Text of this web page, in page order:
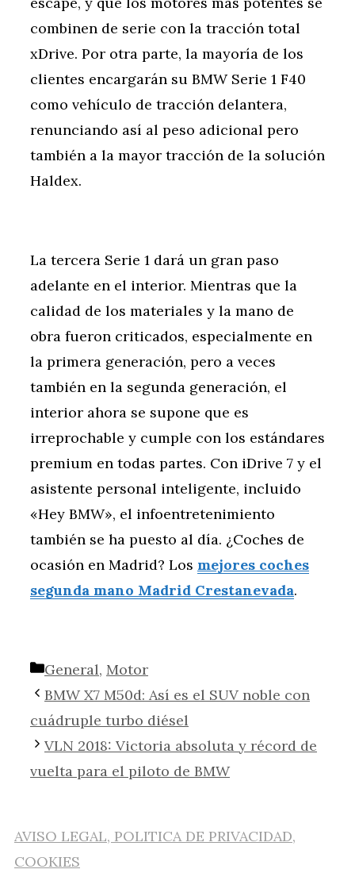
combinen de serie con la tracción total
xDrive. Por otra parte, la mayoría de los
clientes encargarán su BMW Serie 1 F40
como vehículo de tracción delantera,
renunciando así al peso adicional pero
también a la mayor tracción de la solución
Haldex.
La tercera Serie 1 dará un gran paso
adelante en el interior. Mientras que la
calidad de los materiales y la mano de
obra fueron criticados, especialmente en
la primera generación, pero a veces
también en la segunda generación, el
interior ahora se supone que es
irreprochable y cumple con los estándares
premium en todas partes. Con iDrive 7 y el
asistente personal inteligente, incluido
«Hey BMW», el infoentretenimiento
también se ha puesto al día. ¿Coches de
ocasión en Madrid? Los mejores coches
segunda mano Madrid Crestanevada.
Categorías
General, Motor
BMW X7 M50d: Así es el SUV noble con
cuádruple turbo diésel
VLN 2018: Victoria absoluta y récord de
vuelta para el piloto de BMW
AVISO LEGAL, POLITICA DE PRIVACIDAD,
COOKIES